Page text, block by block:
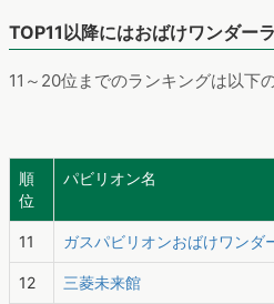
TOP11以降にはおばけワンダー
11～20位までのランキングは以下
順
位
パビリオン名
11 ガスパビリオンおばけワンダ
12 三菱未来館